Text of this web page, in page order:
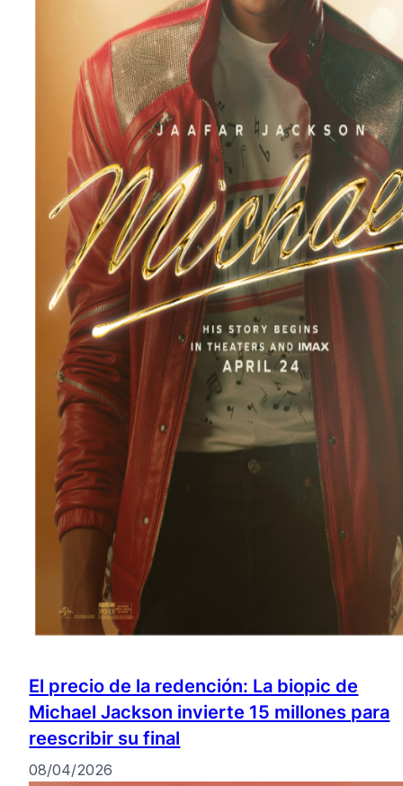
El precio de la redención: La biopic de
Michael Jackson invierte 15 millones para
reescribir su final
08/04/2026